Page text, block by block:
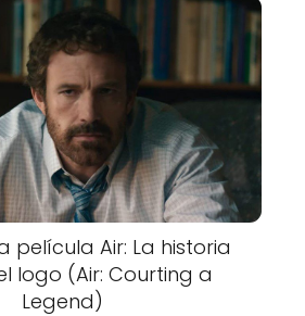
película Air: La historia
logo (Air: Courting a
Legend)